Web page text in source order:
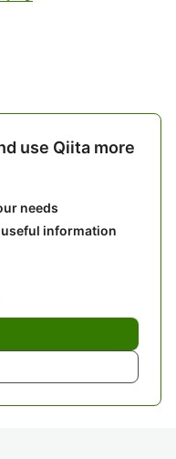
use Qiita more
needs
information